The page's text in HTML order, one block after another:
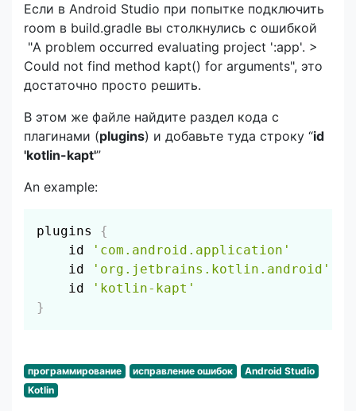
Если в Android Studio при попытке подключить
room в build.gradle вы столкнулись с ошибкой
"A problem occurred evaluating project ':app'. >
Could not find method kapt() for arguments", это
достаточно просто решить.
В этом же файле найдите раздел кода с
плагинами (plugins) и добавьте туда строку “id
'kotlin-kapt'”
An example:
plugins {
    id
'com.android.application'
    id
'org.jetbrains.kotlin.android'
    id
'kotlin-kapt'
}
программирование исправление ошибок
Android Studio
Kotlin